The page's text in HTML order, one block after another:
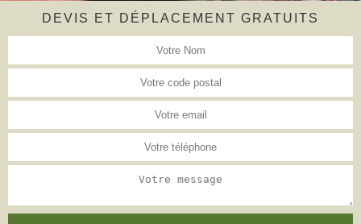
DEVIS ET DÉPLACEMENT GRATUITS